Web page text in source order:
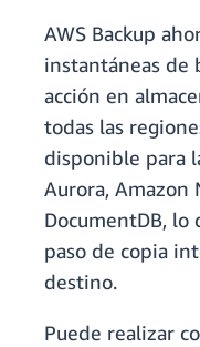
AWS Backup
instantáneas de
acción en
todas las
disponible para
Aurora, Amazon
DocumentDB, lo
paso de copia
destino.
Puede realizar